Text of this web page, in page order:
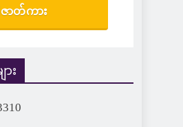
ဇာတ်ကား
း